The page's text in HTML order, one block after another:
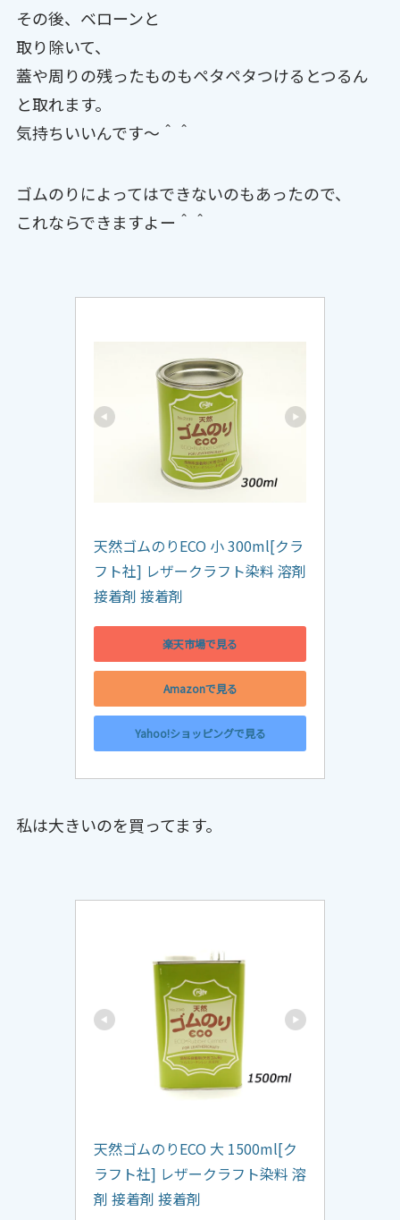
その後、ベローンと
取り除いて、
蓋や周りの残ったものもペタペタつけるとつるん
と取れます。
気持ちいいんです〜＾＾
ゴムのりによってはできないのもあったので、
これならできますよー＾＾
天然ゴムのりECO 小 300ml[クラ
フト社] レザークラフト染料 溶剤
接着剤 接着剤
楽天市場で見る
Amazonで見る
Yahoo!ショッピングで見る
私は大きいのを買ってます。
天然ゴムのりECO 大 1500ml[ク
ラフト社] レザークラフト染料 溶
剤 接着剤 接着剤